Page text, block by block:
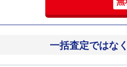
一括査定ではなく